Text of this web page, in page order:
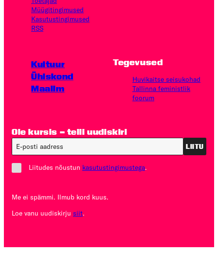
Müügitingimused
Kasutus­tingimused
RSS
Kultuur
Ühiskond
Maailm
Tegevused
Huvikaitse seisukohad
Tallinna feministlik
foorum
Ole kursis – telli uudiskiri
LIITU
Liitudes nõustun kasutustingimustega.
Me ei spämmi. Ilmub kord kuus.
Loe vanu uudiskirju siit.